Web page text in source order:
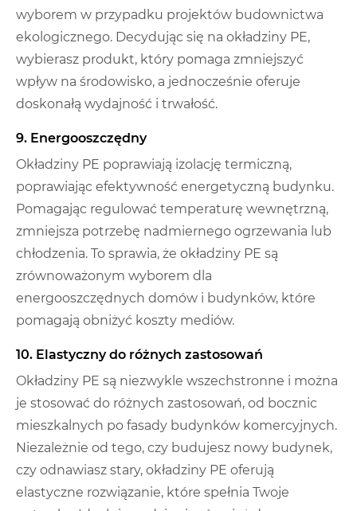
wyborem w przypadku projektów budownictwa
ekologicznego. Decydując się na okładziny PE,
wybierasz produkt, który pomaga zmniejszyć
wpływ na środowisko, a jednocześnie oferuje
doskonałą wydajność i trwałość.
9. Energooszczędny
Okładziny PE poprawiają izolację termiczną,
poprawiając efektywność energetyczną budynku.
Pomagając regulować temperaturę wewnętrzną,
zmniejsza potrzebę nadmiernego ogrzewania lub
chłodzenia. To sprawia, że ​​okładziny PE są
zrównoważonym wyborem dla
energooszczędnych domów i budynków, które
pomagają obniżyć koszty mediów.
10. Elastyczny do różnych zastosowań
Okładziny PE są niezwykle wszechstronne i można
je stosować do różnych zastosowań, od bocznic
mieszkalnych po fasady budynków komercyjnych.
Niezależnie od tego, czy budujesz nowy budynek,
czy odnawiasz stary, okładziny PE oferują
elastyczne rozwiązanie, które spełnia Twoje